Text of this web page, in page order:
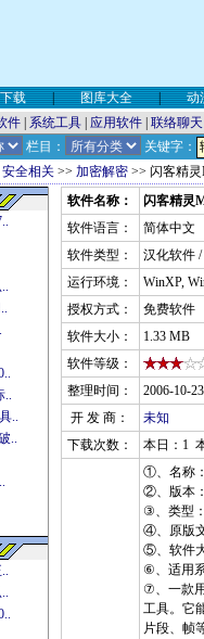
载 | 图库大全 | 动
件 系统工具 应用软件 联络聊天
栏目： 关键字：
安全相关 >> 加密解密 >> 闪客精
..
..
..
软件名称：
闪客精灵
软件语言：
简体中文
软件类型：
汉化软件
运行环境：
WinXP,
授权方式：
免费软件
软件大小：
1.33 MB
软件等级：
整理时间：
2006-10-23
开 发 商：
未知
下载次数：
本日：1
①、名称
②、版本
③、类型
④、原版
⑤、软件
⑥、适用
⑦、一款
工具。它
片段、帧